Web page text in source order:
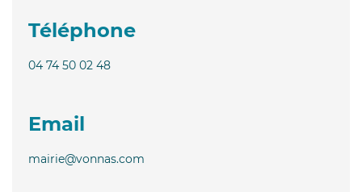
Téléphone
04 74 50 02 48
Email
mairie@vonnas.com